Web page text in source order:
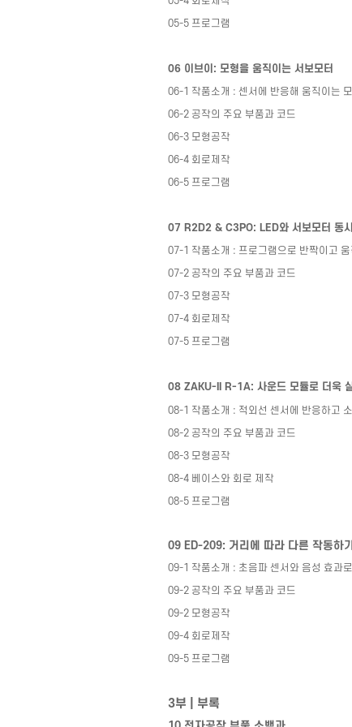
05-5 프로그램
06 이브이 : 모형을 움직이는 서보모터
06-1 작품소개 : 센서에 반응해 움직이는
06-2 공작의 주요 부품과 코드
06-3 모형공작
06-4 회로제작
06-5 프로그램
07 R2D2 & C3PO: LED와 서보모터 동
07-1 작품소개 : 프로그램으로 반짝이고
07-2 공작의 주요 부품과 코드
07-3 모형공작
07-4 회로제작
07-5 프로그램
08 ZAKU-II R-1A: 사운드 모듈로 더욱
08-1 작품소개 : 적외선 센서에 반응하고
08-2 공작의 주요 부품과 코드
08-3 모형공작
08-4 베이스와 회로 제작
08-5 프로그램
09 ED-209: 거리에 따라 다른 작동하기
09-1 작품소개 : 초음파 센서와 음성 효과
09-2 공작의 주요 부품과 코드
09-2 모형공작
09-4 회로제작
09-5 프로그램
3부 부록